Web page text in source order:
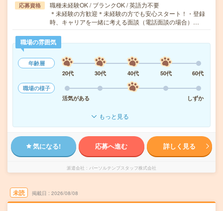
応募資格
職種未経験OK / ブランクOK / 英語力不要
＊未経験の方歓迎＊未経験の方でも安心スタート！・登録
時、キャリアを一緒に考える面談（電話面談の場合）…
職場の雰囲気
年齢層
20代
30代 40代 50代
60代
職場の様子
活気がある
しずか
もっと見る
気になる! 応募へ進む 詳しく見る
派遣会社 パーソルテンプスタッフ株式会社
未読 掲載日 2026/08/08